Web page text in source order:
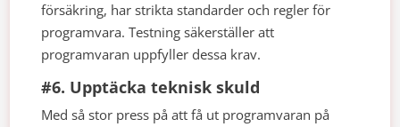
försäkring, har strikta standarder och regler för
programvara. Testning säkerställer att
programvaran uppfyller dessa krav.
#6. Upptäcka teknisk skuld
Med så stor press på att få ut programvaran på